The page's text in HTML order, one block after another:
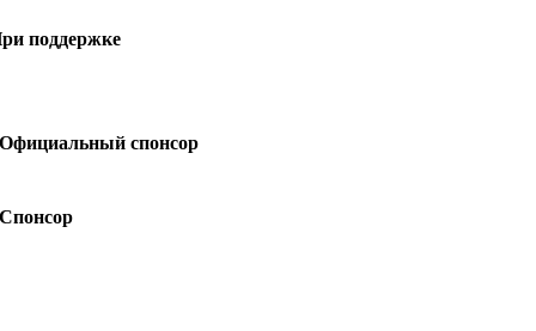
поддержке
Официальный спонсор
Спонсор